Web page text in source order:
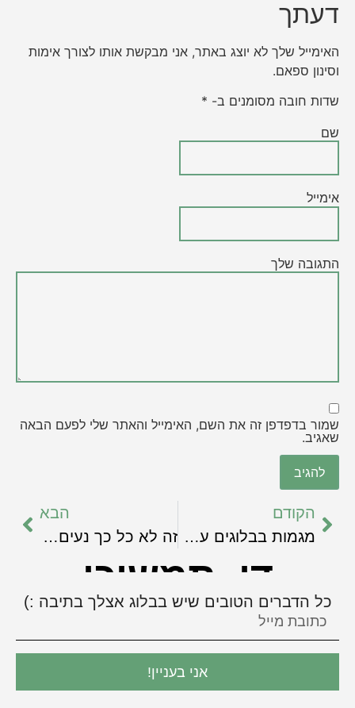
דעתך
האימייל שלך לא יוצג באתר, אני מבקשת אותו לצורך אימות
וסינון ספאם.
שדות חובה מסומנים ב- *
שם
אימייל
התגובה שלך
שמור בדפדפן זה את השם, האימייל והאתר שלי לפעם הבאה
שאגיב.
הקודם
מגמות בבלוגים עסקיים
הבא
זה לא כל כך נעים לראות בלוג נטוש
די, תמשיכי
כל הדברים הטובים שיש בבלוג אצלך בתיבה :)
אני בעניין!